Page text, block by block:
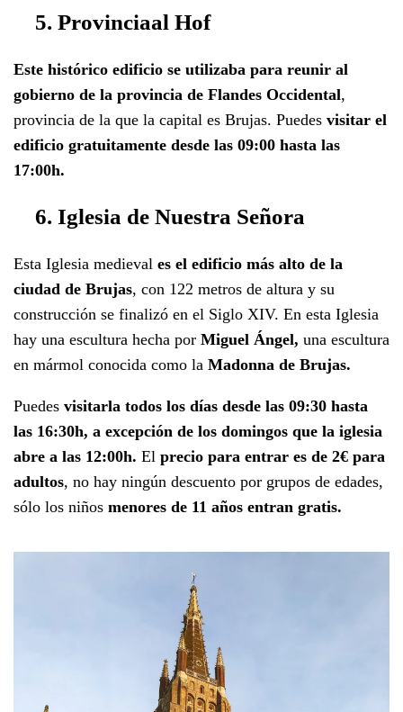
5. Provinciaal Hof
Este histórico edificio se utilizaba para reunir al
gobierno de la provincia de Flandes Occidental,
provincia de la que la capital es Brujas. Puedes visitar el
edificio gratuitamente desde las 09:00 hasta las
17:00h.
6. Iglesia de Nuestra Señora
Esta Iglesia medieval es el edificio más alto de la
ciudad de Brujas, con 122 metros de altura y su
construcción se finalizó en el Siglo XIV. En esta Iglesia
hay una escultura hecha por Miguel Ángel, una escultura
en mármol conocida como la Madonna de Brujas.
Puedes visitarla todos los días desde las 09:30 hasta
las 16:30h, a excepción de los domingos que la iglesia
abre a las 12:00h. El precio para entrar es de 2€ para
adultos, no hay ningún descuento por grupos de edades,
sólo los niños menores de 11 años entran gratis.